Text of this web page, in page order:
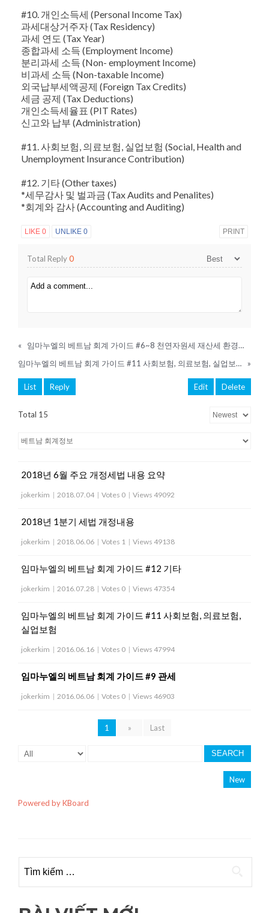
#10. 개인소득세 (Personal Income Tax)
과세대상거주자 (Tax Residency)
과세 연도 (Tax Year)
종합과세 소득 (Employment Income)
분리과세 소득 (Non- employment Income)
비과세 소득 (Non-taxable Income)
외국납부세액공제 (Foreign Tax Credits)
세금 공제 (Tax Deductions)
개인소득세율표 (PIT Rates)
신고와 납부 (Administration)
#11. 사회보험, 의료보험, 실업보험 (Social, Health and
Unemployment Insurance Contribution)
#12. 기타 (Other taxes)
*세무감사 및 벌과금 (Tax Audits and Penalites)
*회계와 감사 (Accounting and Auditing)
LIKE 0 UNLIKE 0 PRINT
Total Reply0
«
임마누엘의 베트남 회계 가이드 #6~8 천연자원세 재산세 환경보호세
임마누엘의 베트남 회계 가이드 #11 사회보험, 의료보험, 실업보험
»
List Reply Edit Delete
Total 15
2018년 6월 주요 개정세법 내용 요약
jokerkim | 2018.07.04 | Votes 0 | Views 49092
2018년 1분기 세법 개정내용
jokerkim | 2018.06.06 | Votes 1 | Views 49138
임마누엘의 베트남 회계 가이드 #12 기타
jokerkim | 2016.07.28 | Votes 0 | Views 47354
임마누엘의 베트남 회계 가이드 #11 사회보험, 의료보험,
실업보험
jokerkim | 2016.06.16 | Votes 0 | Views 47994
임마누엘의 베트남 회계 가이드 #9 관세
jokerkim | 2016.06.06 | Votes 0 | Views 46903
1 » Last
SEARCH
New
Powered by KBoard